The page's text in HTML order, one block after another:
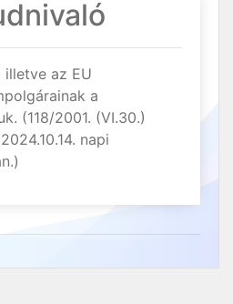
illetve az EU
a
(118/2001. (VI.30.)
napi